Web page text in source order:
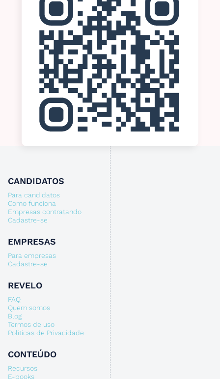
CANDIDATOS
Para candidatos
Como funciona
Empresas contratando
Cadastre-se
EMPRESAS
Para empresas
Cadastre-se
REVELO
FAQ
Quem somos
Blog
Termos de uso
Políticas de Privacidade
CONTEÚDO
Recursos
E-books